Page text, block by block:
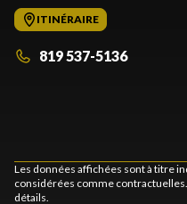
ITINÉRAIRE
819 537-5136
Les données affichées sont à titre
considérées comme
détails.